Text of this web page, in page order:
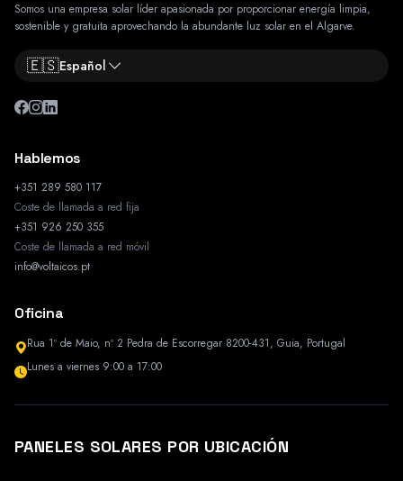
Somos una empresa solar líder apasionada por proporcionar energía limpia,
sostenible y gratuita aprovechando la abundante luz solar en el Algarve.
🇪🇸Español
Hablemos
+351 289 580 117
Coste de llamada a red fija
+351 926 250 355
Coste de llamada a red móvil
info@voltaicos.pt
Oficina
Rua 1º de Maio, nº 2 Pedra de Escorregar 8200-431, Guia, Portugal
Lunes a viernes 9:00 a 17:00
PANELES SOLARES POR UBICACIÓN